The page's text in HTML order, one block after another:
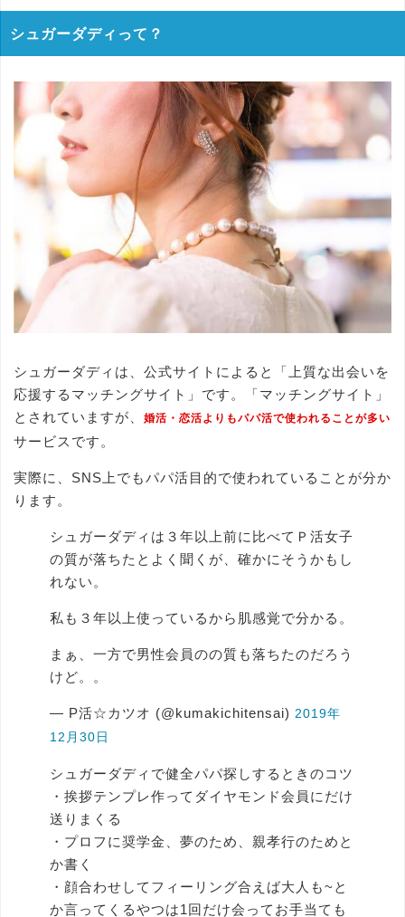
シュガーダディって？
シュガーダディは、公式サイトによると「上質な出会いを
応援するマッチングサイト」です。「マッチングサイト」
とされていますが、
婚活・恋活よりもパパ活で使われることが多い
サービスです。
実際に、SNS上でもパパ活目的で使われていることが分か
ります。
シュガーダディは３年以上前に比べてＰ活女子
の質が落ちたとよく聞くが、確かにそうかもし
れない。
私も３年以上使っているから肌感覚で分かる。
まぁ、一方で男性会員のの質も落ちたのだろう
けど。。
— P活☆カツオ (@kumakichitensai) 2019年
12月30日
シュガーダディで健全パパ探しするときのコツ
・挨拶テンプレ作ってダイヤモンド会員にだけ
送りまくる
・プロフに奨学金、夢のため、親孝行のためと
か書く
・顔合わせしてフィーリング合えば大人も~と
か言ってくるやつは1回だけ会ってお手当ても